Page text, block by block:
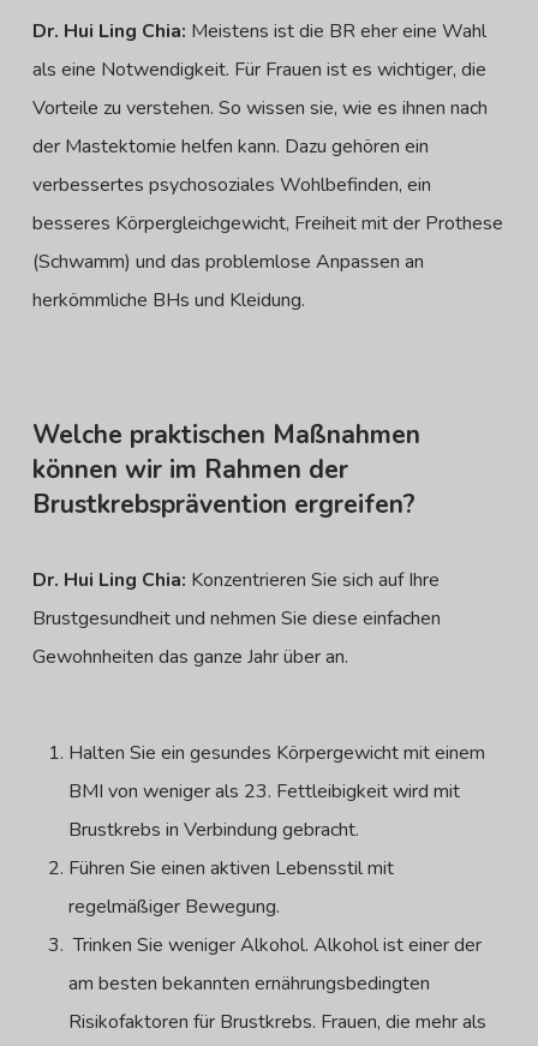
Dr. Hui Ling Chia: Meistens ist die BR eher eine Wahl
als eine Notwendigkeit. Für Frauen ist es wichtiger, die
Vorteile zu verstehen. So wissen sie, wie es ihnen nach
der Mastektomie helfen kann. Dazu gehören ein
verbessertes psychosoziales Wohlbefinden, ein
besseres Körpergleichgewicht, Freiheit mit der Prothese
(Schwamm) und das problemlose Anpassen an
herkömmliche BHs und Kleidung.
Welche praktischen Maßnahmen
können wir im Rahmen der
Brustkrebsprävention ergreifen?
Dr. Hui Ling Chia: Konzentrieren Sie sich auf Ihre
Brustgesundheit und nehmen Sie diese einfachen
Gewohnheiten das ganze Jahr über an.
Halten Sie ein gesundes Körpergewicht mit einem
BMI von weniger als 23. Fettleibigkeit wird mit
Brustkrebs in Verbindung gebracht.
Führen Sie einen aktiven Lebensstil mit
regelmäßiger Bewegung.
Trinken Sie weniger Alkohol. Alkohol ist einer der
am besten bekannten ernährungsbedingten
Risikofaktoren für Brustkrebs. Frauen, die mehr als